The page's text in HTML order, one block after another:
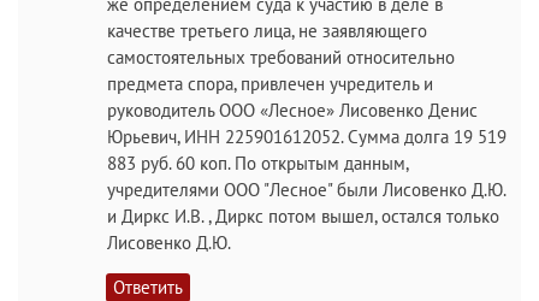
качестве третьего лица, не заявляющего
самостоятельных требований относительно
предмета спора, привлечен учредитель и
руководитель ООО «Лесное» Лисовенко Денис
Юрьевич, ИНН 225901612052. Сумма долга 19 519
883 руб. 60 коп. По открытым данным,
учредителями ООО "Лесное" были Лисовенко Д.Ю.
и Диркс И.В. , Диркс потом вышел, остался только
Лисовенко Д.Ю.
Ответить